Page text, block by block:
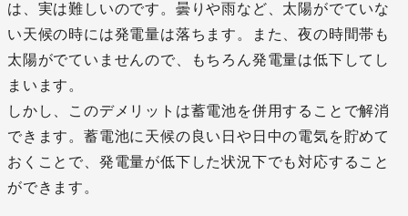
は、実は難しいのです。曇りや雨など、太陽がでていな
い天候の時には発電量は落ちます。また、夜の時間帯も
太陽がでていませんので、もちろん発電量は低下してし
まいます。
しかし、このデメリットは蓄電池を併用することで解消
できます。蓄電池に天候の良い日や日中の電気を貯めて
おくことで、発電量が低下した状況下でも対応すること
ができます。